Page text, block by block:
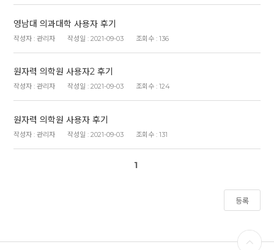
영남대 의과대학 사용자 후기
관리자 2021-09-03 136
원자력 의학원 사용자2 후기
관리자 2021-09-03 124
원자력 의학원 사용자 후기
관리자 2021-09-03 131
1
등록